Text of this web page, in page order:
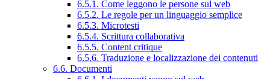
6.5.1. Come leggono le persone sul web
6.5.2. Le regole per un linguaggio semplice
6.5.3. Microtesti
6.5.4. Scrittura collaborativa
6.5.5. Content critique
6.5.6. Traduzione e localizzazione dei contenuti
6.6. Documenti